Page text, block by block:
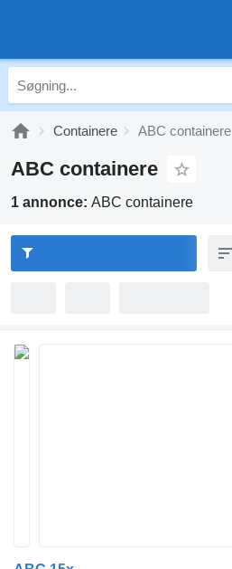
Containere ABC containere
ABC containere
1 annonce: ABC containere